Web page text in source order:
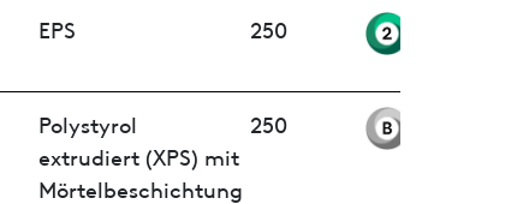
EPS 250
Polystyrol
extrudiert (XPS) mit
Mörtelbeschichtung
250